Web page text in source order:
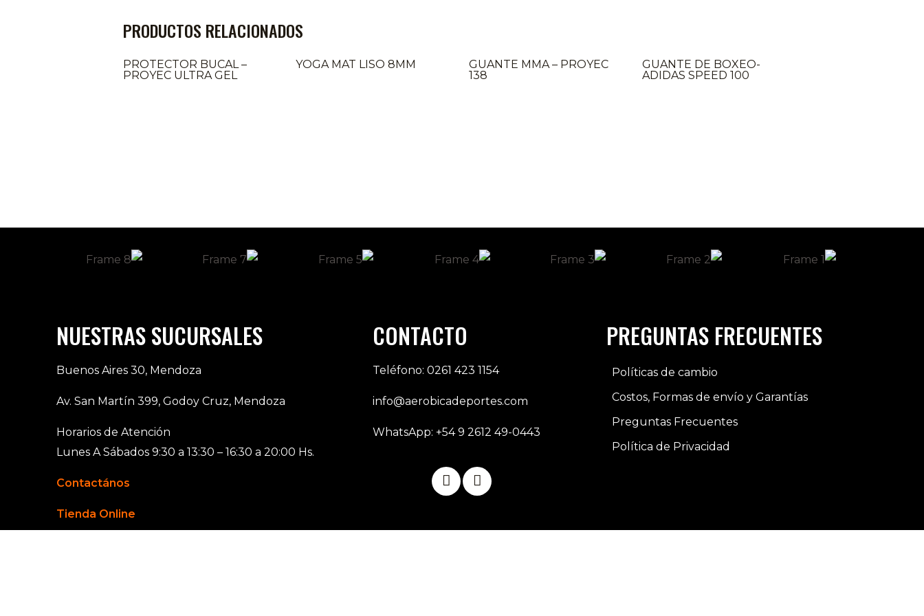
PRODUCTOS RELACIONADOS
PROTECTOR BUCAL –
PROYEC ULTRA GEL
YOGA MAT LISO 8MM
GUANTE MMA – PROYEC
138
GUANTE DE BOXEO-
ADIDAS SPEED 100
NUESTRAS SUCURSALES
Buenos Aires 30, Mendoza
Av. San Martín 399, Godoy Cruz, Mendoza
Horarios de Atención
Lunes A Sábados 9:30 a 13:30 – 16:30 a 20:00 Hs.
Contactános
Tienda Online
CONTACTO
Teléfono: 0261 423 1154
info@aerobicadeportes.com
WhatsApp: +54 9 2612 49-0443
PREGUNTAS FRECUENTES
Políticas de cambio
Costos, Formas de envío y Garantías
Preguntas Frecuentes
Política de Privacidad